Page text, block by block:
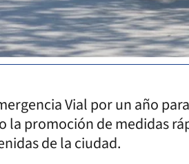
Vial por un año
la promoción de medidas
de la ciudad.